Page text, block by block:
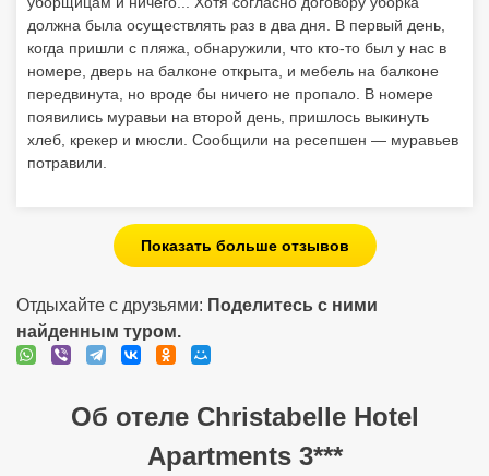
должна была осуществлять раз в два дня. В первый день,
когда пришли с пляжа, обнаружили, что кто-то был у нас в
номере, дверь на балконе открыта, и мебель на балконе
передвинута, но вроде бы ничего не пропало. В номере
появились муравьи на второй день, пришлось выкинуть
хлеб, крекер и мюсли. Сообщили на ресепшен — муравьев
потравили.
Показать больше отзывов
Отдыхайте с друзьями: Поделитесь с ними
найденным туром.
Об отеле Christabelle Hotel
Apartments 3***